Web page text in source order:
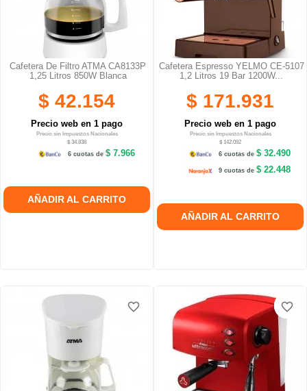
Cafetera De Filtro ATMA CA8133P
1,25 Litros 850W Blanca
$ 42.154
Precio web en 1 pago
Precio sin Impuestos Nacionales
$ 34.838
6 cuotas de $ 7.966
AÑADIR AL CARRITO
Cafetera Espresso YELMO CE-5107
1,2 Litros 19 Bar 1200W...
$ 171.931
Precio web en 1 pago
Precio sin Impuestos Nacionales
$ 142.092
6 cuotas de$ 32.490
9 cuotas de$ 22.448
AÑADIR AL CARRITO
favorite_border
favorite_border favorite_border
favorite_border